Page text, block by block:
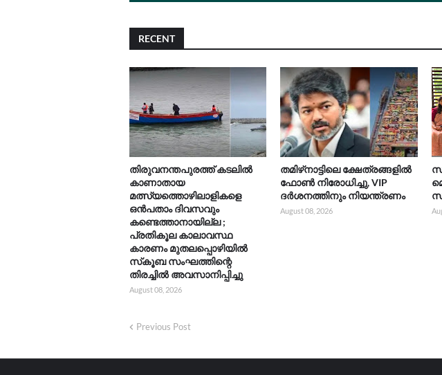
RECENT
തിരുവനന്തപുരത്ത് കടലിൽ
കാണാതായ
മത്സ്യത്തൊഴിലാളികളെ
ഒൻപതാം ദിവസവും
കണ്ടെത്താനായില്ല ;
പ്രതികൂല കാലാവസ്ഥ
കാരണം മുതലപ്പൊഴിയിൽ
സ്‌കൂബ സംഘത്തിന്റെ
തിരച്ചിൽ അവസാനിപ്പിച്ചു
August 08, 2026
തമിഴ്‌നാട്ടിലെ ക്ഷേത്രങ്ങളിൽ
ഫോൺ നിരോധിച്ചു, VIP
ദർശനത്തിനും നിയന്ത്രണം
August 08, 2026
Previous Post